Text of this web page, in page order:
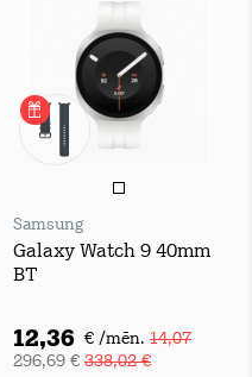
Samsung
Galaxy Watch 9 40mm
BT
12,36 € /mēn. 14,07
296,69 € 338,02 €